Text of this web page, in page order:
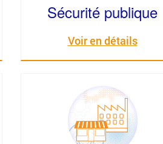
Sécurité publique
Voir en détails